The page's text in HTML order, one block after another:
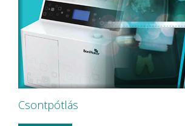
Csontpótlás